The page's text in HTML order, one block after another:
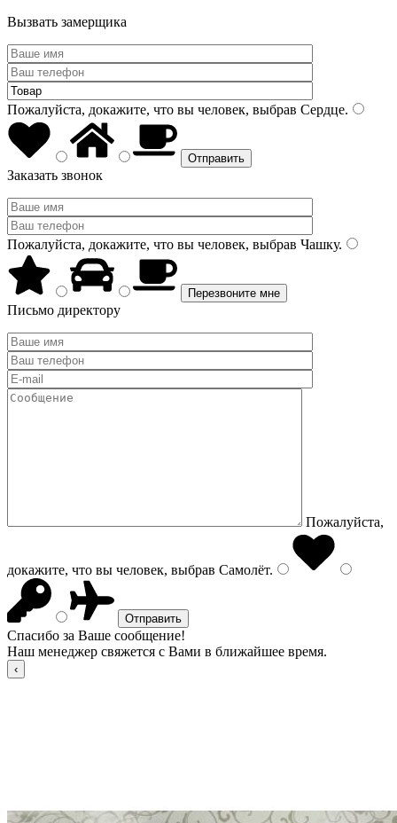
Вызвать замерщика
Пожалуйста, докажите, что вы человек, выбрав Сердце.
Заказать звонок
Пожалуйста, докажите, что вы человек, выбрав Чашку.
Письмо директору
Пожалуйста,
докажите, что вы человек, выбрав Самолёт.
Спасибо за Ваше сообщение!
Наш менеджер свяжется с Вами в ближайшее время.